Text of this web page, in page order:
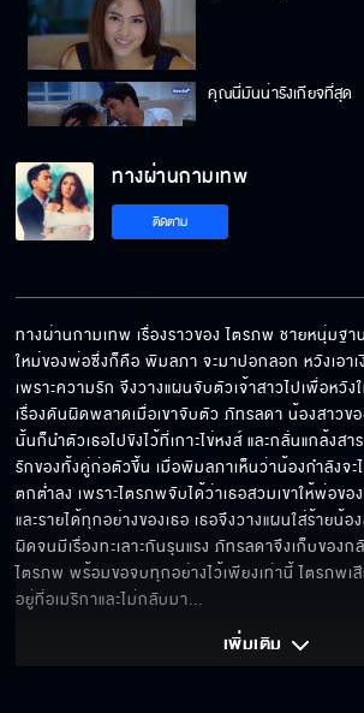
คุณนี่มันน่ารังเกียจที่สุด
ขอโทษที่พูดไม่ดีกับคุณ
คิดแต่เรื่องแย่งสมบัติ
คนอย่างคุณไม่เคยมองใ
อย่ามายุ่งกับคนที่ผมรัก
ทางผ่านกามเทพ
ติดตาม
ทางผ่านกามเทพ เรื่องราวของ ไตรภพ ชายหนุ่มฐา
ใหม่ของพ่อซึ่งก็คือ พิมลภา จะมาปอกลอก หวังเอา
เพราะความรัก จึงวางแผนจับตัวเจ้าสาวไปเพื่อหวัง
เรื่องดันผิดพลาดเมื่อเขาจับตัว ภัทรลดา น้องสาว
นั้นก็นำตัวเธอไปขังไว้ที่เกาะไข่หงส์ และกลั่นแกล้งส
รักของทั้งคู่ก่อตัวขึ้น เมื่อพิมลภาเห็นว่าน้องกำลังจ
ตกต่ำลง เพราะไตรภพจับได้ว่าเธอสวมเขาให้พ่อขอ
และรายได้ทุกอย่างของเธอ เธอจึงวางแผนใส่ร้ายน้อ
ผิดจนมีเรื่องทะเลาะกันรุนแรง ภัทรลดาจึงเก็บของก
ไตรภพ พร้อมขอจบทุกอย่างไว้เพียงเท่านี้ ไตรภพเ
อยู่ที่อเมริกาและไม่กลับมา...
เพิ่มเติม